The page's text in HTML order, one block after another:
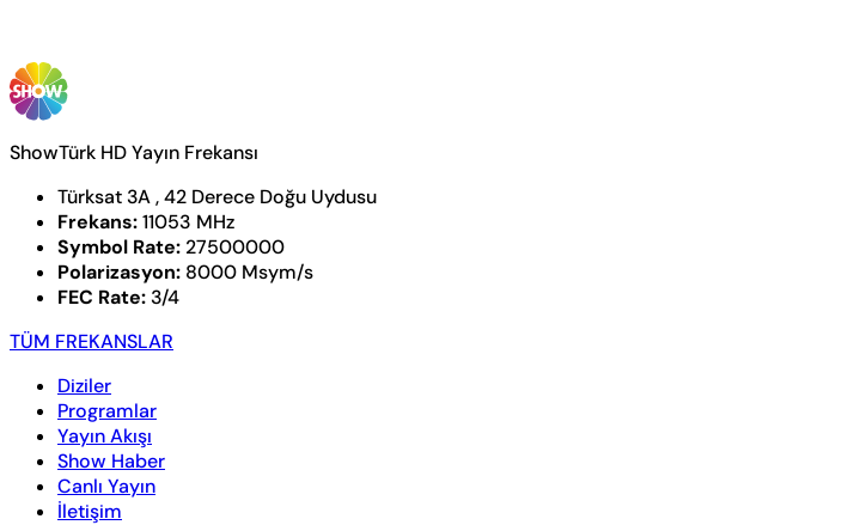
ShowTürk HD Yayın Frekansı
Türksat 3A , 42 Derece Doğu Uydusu
Frekans:11053 MHz
Symbol Rate: 27500000
Polarizasyon: 8000 Msym/s
FEC Rate: 3/4
TÜM FREKANSLAR
Diziler
Programlar
Yayın Akışı
Show Haber
Canlı Yayın
İletişim